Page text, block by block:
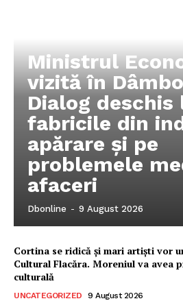
Ministrul
vizită în
Dialog deschis
fabricile din
apărare și pe
problemele
afaceri
Dbonline - 9 August 2026
Cortina se ridică și mari artiști vor
Cultural Flacăra. Moreniul va avea
culturală
UNCATEGORIZED 9 August 2026